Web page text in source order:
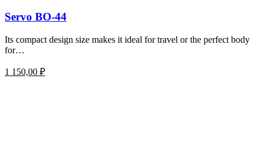
Servo BO-44
Its compact design size makes it ideal for travel or the perfect body
for…
1 150,00 ₽